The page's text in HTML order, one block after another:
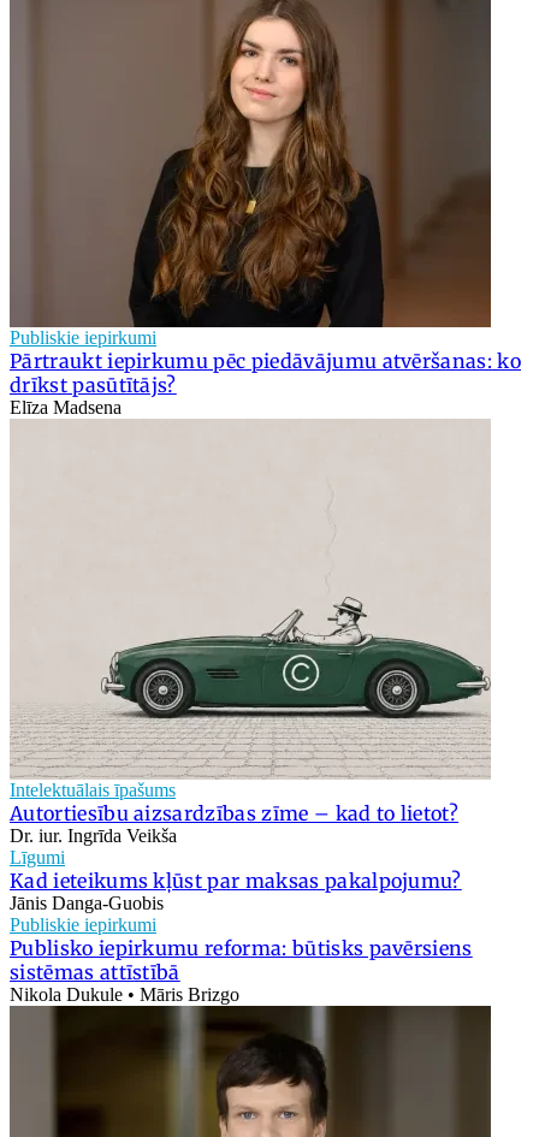
Publiskie iepirkumi
Pārtraukt iepirkumu pēc piedāvājumu atvēršanas: ko
drīkst pasūtītājs?
Elīza Madsena
Intelektuālais īpašums
Autortiesību aizsardzības zīme – kad to lietot?
Dr. iur. Ingrīda Veikša
Līgumi
Kad ieteikums kļūst par maksas pakalpojumu?
Jānis Danga-Guobis
Publiskie iepirkumi
Publisko iepirkumu reforma: būtisks pavērsiens
sistēmas attīstībā
Nikola Dukule • Māris Brizgo